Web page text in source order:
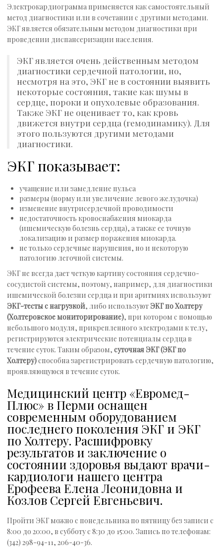
Электрокардиограмма применяется как самостоятельный
метод диагностики или в сочетании с другими методами.
ЭКГ является обязательным методом диагностики при
проведении диспансеризации населения.
ЭКГ является очень действенным методом
диагностики сердечной патологии, но,
несмотря на это, ЭКГ не в состоянии выявить
некоторые состояния, такие как шумы в
сердце, пороки и опухолевые образования.
Также ЭКГ не оценивает то, как кровь
движется внутри сердца (гемодинамику). Для
этого пользуются другими методами
диагностики.
ЭКГ показывает:
учащение или замедление пульса
размеры (норму или увеличение левого желудочка)
изменение внутрисердечной проводимости
недостаточность кровоснабжения миокарда
(ишемическую болезнь сердца), а также ее точную
локализацию и размер поражения миокарда.
не только сердечные нарушения, но и некоторую
патологию легочной системы.
ЭКГ не всегда дает четкую картину состояния сердечно-
сосудистой системы, поэтому, например, для диагностики
ишемической болезни сердца и при аритмиях используют
ЭКГ-тесты с нагрузкой, либо используют ЭКГ по Холтеру
(Холтеровское мониторирование), при котором с помощью
небольшого модуля, прикрепленного электродами к телу,
регистрируются электрические потенциалы сердца в
течение суток. Таким образом, суточная ЭКГ (ЭКГ по
Холтеру)способна зарегистрировать сердечную патологию,
проявляющуюся в течение суток.
Медицинский центр «Евромед-
Плюс» в Перми оснащен
современным оборудованием
последнего поколения ЭКГ и ЭКГ
по Холтеру. Расшифровку
результатов и заключение о
состоянии здоровья выдают врачи-
кардиологи нашего центра
Ерофеева Елена Леонидовна и
Козлов Сергей Евгеньевич.
Пройти ЭКГ можно с понедельника по пятницу без записи с
8:00 до 20:00, в субботу с 8:30 до 15:00. Запись по телефонам:
(342) 298-94-11, 206-40-36.